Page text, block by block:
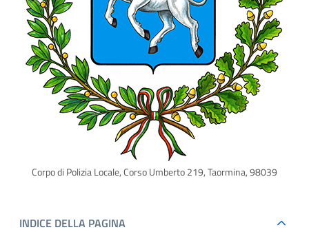
Corpo di Polizia Locale, Corso Umberto 219, Taormina, 98039
INDICE DELLA PAGINA